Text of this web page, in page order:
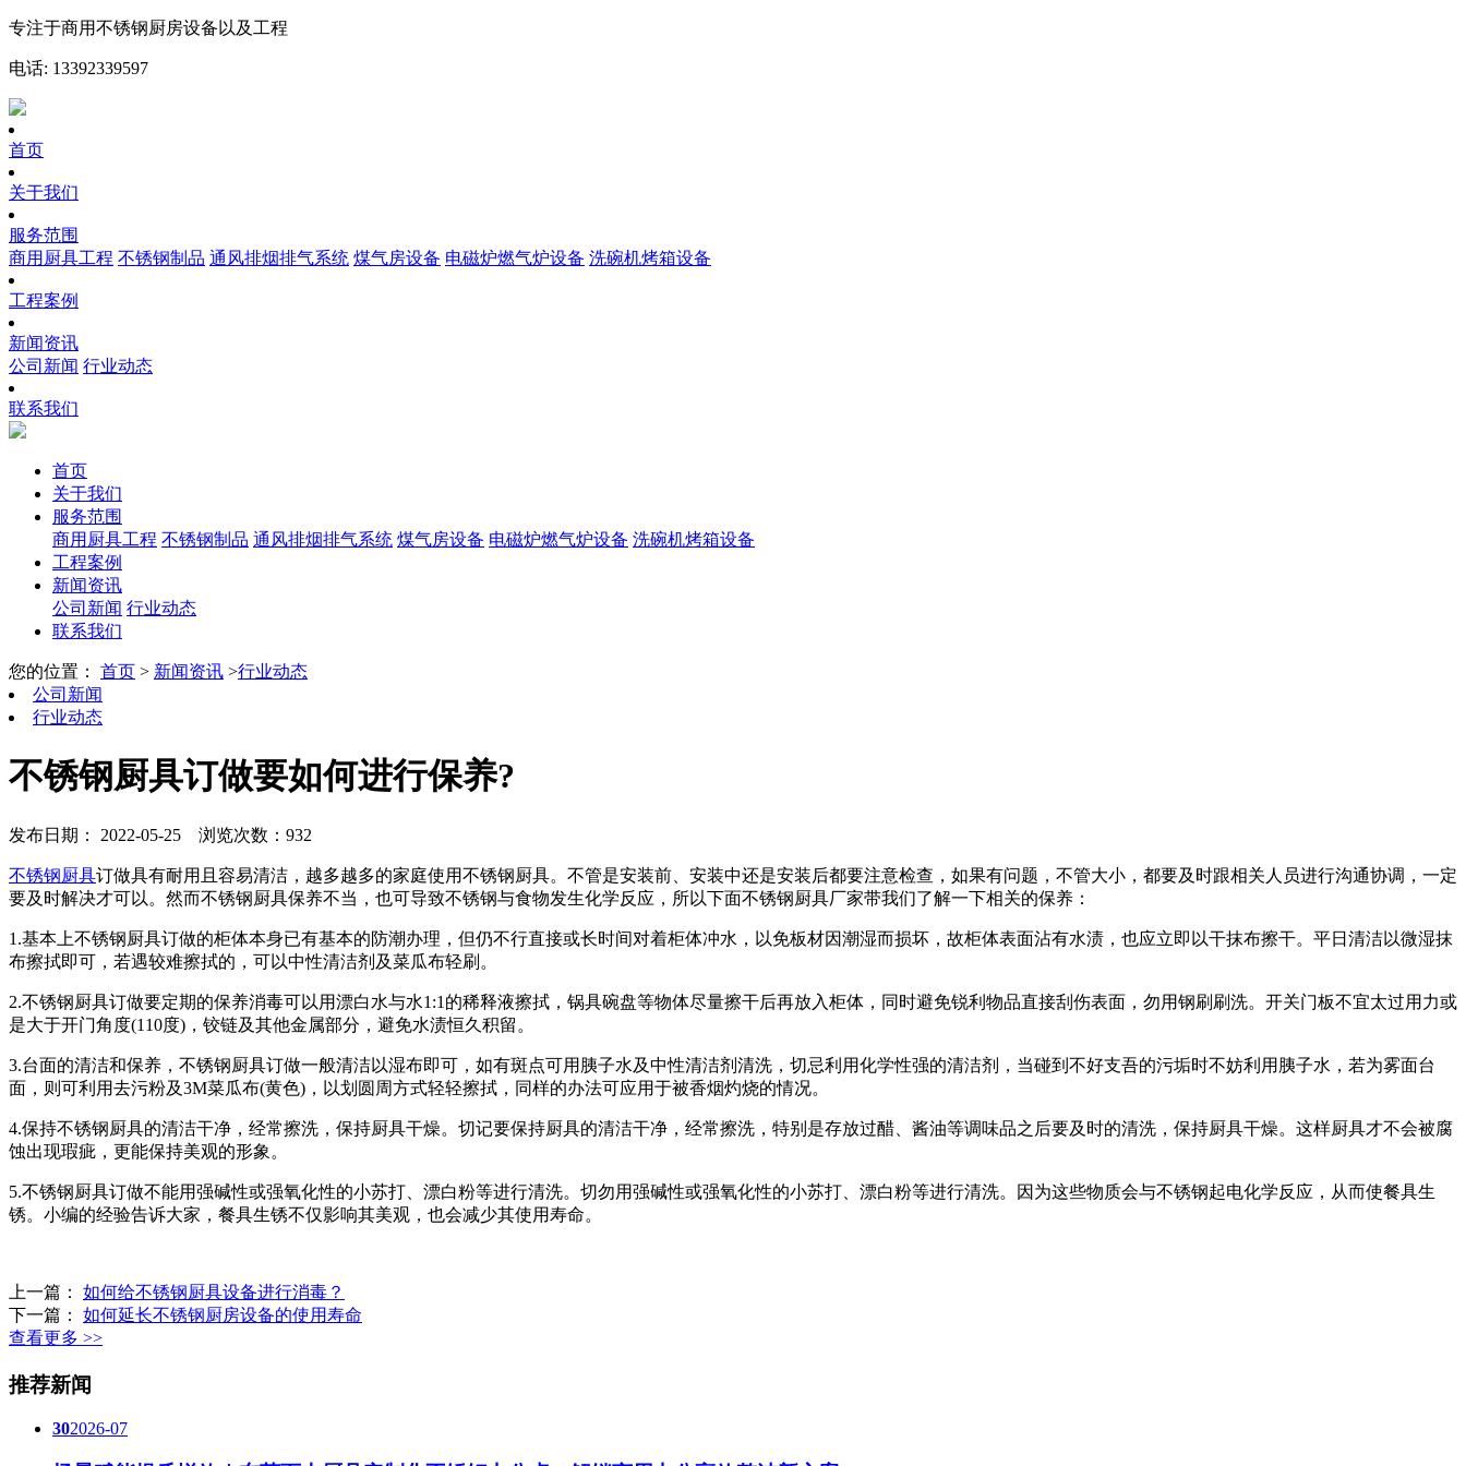
专注于商用不锈钢厨房设备以及工程
电话: 13392339597
首页
关于我们
服务范围
商用厨具工程 不锈钢制品 通风排烟排气系统 煤气房设备 电磁炉燃气炉设备 洗碗机烤箱设备
工程案例
新闻资讯
公司新闻 行业动态
联系我们
首页
关于我们
服务范围
商用厨具工程 不锈钢制品 通风排烟排气系统 煤气房设备 电磁炉燃气炉设备 洗碗机烤箱设备
工程案例
新闻资讯
公司新闻 行业动态
联系我们
您的位置： 首页 > 新闻资讯 >行业动态
公司新闻
行业动态
不锈钢厨具订做要如何进行保养?
发布日期： 2022-05-25 浏览次数：932
不锈钢厨具订做具有耐用且容易清洁，越多越多的家庭使用不锈钢厨具。不管是安装前、安装中还是安装后都要注意检查，如果有问题，不管大小，都要及时跟相关人员进行沟通协调，一定
要及时解决才可以。然而不锈钢厨具保养不当，也可导致不锈钢与食物发生化学反应，所以下面不锈钢厨具厂家带我们了解一下相关的保养：
1.基本上不锈钢厨具订做的柜体本身已有基本的防潮办理，但仍不行直接或长时间对着柜体冲水，以免板材因潮湿而损坏，故柜体表面沾有水渍，也应立即以干抹布擦干。平日清洁以微湿抹
布擦拭即可，若遇较难擦拭的，可以中性清洁剂及菜瓜布轻刷。
2.不锈钢厨具订做要定期的保养消毒可以用漂白水与水1:1的稀释液擦拭，锅具碗盘等物体尽量擦干后再放入柜体，同时避免锐利物品直接刮伤表面，勿用钢刷刷洗。开关门板不宜太过用力或
是大于开门角度(110度)，铰链及其他金属部分，避免水渍恒久积留。
3.台面的清洁和保养，不锈钢厨具订做一般清洁以湿布即可，如有斑点可用胰子水及中性清洁剂清洗，切忌利用化学性强的清洁剂，当碰到不好支吾的污垢时不妨利用胰子水，若为雾面台
面，则可利用去污粉及3M菜瓜布(黄色)，以划圆周方式轻轻擦拭，同样的办法可应用于被香烟灼烧的情况。
4.保持不锈钢厨具的清洁干净，经常擦洗，保持厨具干燥。切记要保持厨具的清洁干净，经常擦洗，特别是存放过醋、酱油等调味品之后要及时的清洗，保持厨具干燥。这样厨具才不会被腐
蚀出现瑕疵，更能保持美观的形象。
5.不锈钢厨具订做不能用强碱性或强氧化性的小苏打、漂白粉等进行清洗。切勿用强碱性或强氧化性的小苏打、漂白粉等进行清洗。因为这些物质会与不锈钢起电化学反应，从而使餐具生
锈。小编的经验告诉大家，餐具生锈不仅影响其美观，也会减少其使用寿命。
上一篇： 如何给不锈钢厨具设备进行消毒？
下一篇： 如何延长不锈钢厨房设备的使用寿命
查看更多 >>
推荐新闻
302026-07